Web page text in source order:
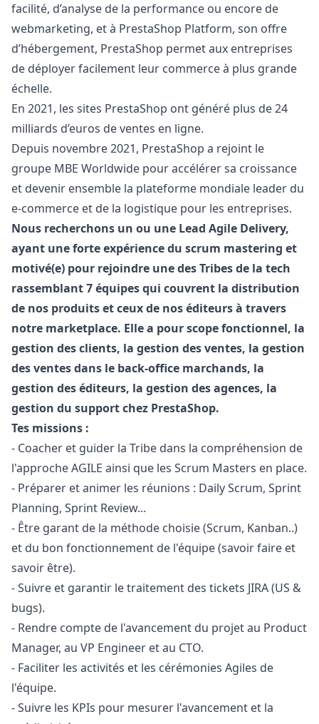
facilité, d’analyse de la performance ou encore de
webmarketing, et à PrestaShop Platform, son offre
d’hébergement, PrestaShop permet aux entreprises
de déployer facilement leur commerce à plus grande
échelle.
En 2021, les sites PrestaShop ont généré plus de 24
milliards d’euros de ventes en ligne.
Depuis novembre 2021, PrestaShop a rejoint le
groupe MBE Worldwide pour accélérer sa croissance
et devenir ensemble la plateforme mondiale leader du
e-commerce et de la logistique pour les entreprises.
Nous recherchons un ou une Lead Agile Delivery,
ayant une forte expérience du scrum mastering et
motivé(e) pour rejoindre une des Tribes de la tech
rassemblant 7 équipes qui couvrent la distribution
de nos produits et ceux de nos éditeurs à travers
notre marketplace. Elle a pour scope fonctionnel, la
gestion des clients, la gestion des ventes, la gestion
des ventes dans le back-office marchands, la
gestion des éditeurs, la gestion des agences, la
gestion du support chez PrestaShop.
Tes missions :
- Coacher et guider la Tribe dans la compréhension de
l'approche AGILE ainsi que les Scrum Masters en place.
- Préparer et animer les réunions : Daily Scrum, Sprint
Planning, Sprint Review...
- Être garant de la méthode choisie (Scrum, Kanban..)
et du bon fonctionnement de l'équipe (savoir faire et
savoir être).
- Suivre et garantir le traitement des tickets JIRA (US &
bugs).
- Rendre compte de l'avancement du projet au Product
Manager, au VP Engineer et au CTO.
- Faciliter les activités et les cérémonies Agiles de
l'équipe.
- Suivre les KPIs pour mesurer l'avancement et la